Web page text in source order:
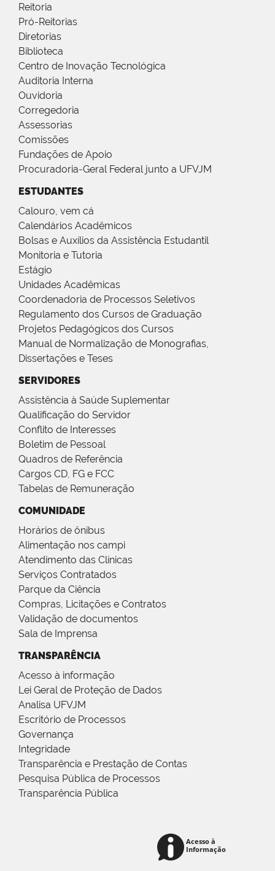
Reitoria
Pró-Reitorias
Diretorias
Biblioteca
Centro de Inovação Tecnológica
Auditoria Interna
Ouvidoria
Corregedoria
Assessorias
Comissões
Fundações de Apoio
Procuradoria-Geral Federal junto a UFVJM
ESTUDANTES
Calouro, vem cá
Calendários Acadêmicos
Bolsas e Auxílios da Assistência Estudantil
Monitoria e Tutoria
Estágio
Unidades Acadêmicas
Coordenadoria de Processos Seletivos
Regulamento dos Cursos de Graduação
Projetos Pedagógicos dos Cursos
Manual de Normalização de Monografias,
Dissertações e Teses
SERVIDORES
Assistência à Saúde Suplementar
Qualificação do Servidor
Conflito de Interesses
Boletim de Pessoal
Quadros de Referência
Cargos CD, FG e FCC
Tabelas de Remuneração
COMUNIDADE
Horários de ônibus
Alimentação nos campi
Atendimento das Clínicas
Serviços Contratados
Parque da Ciência
Compras, Licitações e Contratos
Validação de documentos
Sala de Imprensa
TRANSPARÊNCIA
Acesso à informação
Lei Geral de Proteção de Dados
Analisa UFVJM
Escritório de Processos
Governança
Integridade
Transparência e Prestação de Contas
Pesquisa Pública de Processos
Transparência Pública